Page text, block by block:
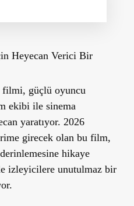
Heyecan Verici Bir
filmi, güçlü oyuncu
ekibi ile sinema
yaratıyor. 2026
girecek olan bu film,
derinlemesine hikaye
izleyicilere unutulmaz bir